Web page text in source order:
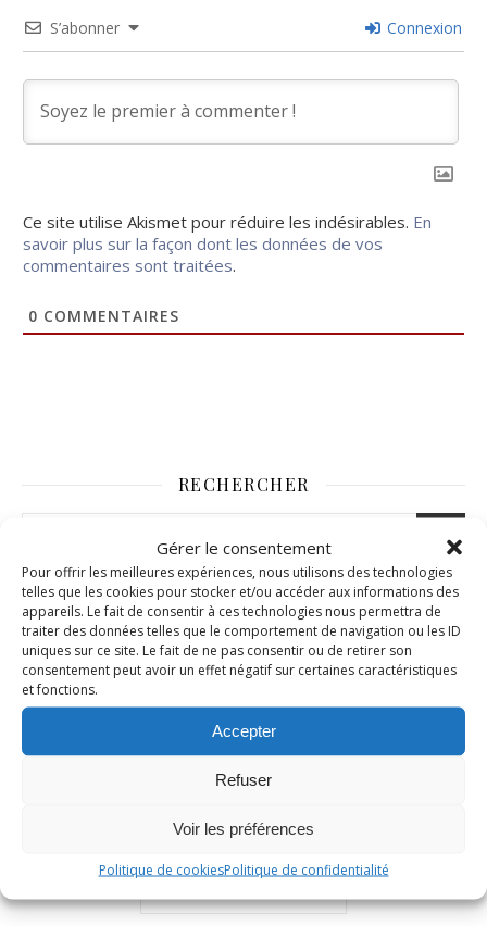
Gérer le consentement
Pour offrir les meilleures expériences, nous utilisons des technologies
telles que les cookies pour stocker et/ou accéder aux informations des
appareils. Le fait de consentir à ces technologies nous permettra de
traiter des données telles que le comportement de navigation ou les ID
uniques sur ce site. Le fait de ne pas consentir ou de retirer son
consentement peut avoir un effet négatif sur certaines caractéristiques
et fonctions.
Accepter
Refuser
Voir les préférences
Politique de cookiesPolitique de confidentialité
S’abonner Connexion
Ce site utilise Akismet pour réduire les indésirables. En
savoir plus sur la façon dont les données de vos
commentaires sont traitées.
0 COMMENTAIRES
RECHERCHER